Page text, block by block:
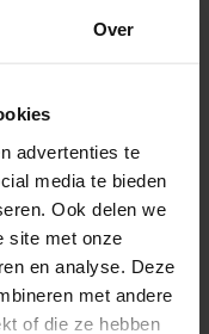
Over
advertenties te
media te bieden
Ook delen we
site met onze
en analyse. Deze
met andere
of die ze hebben
OOK: